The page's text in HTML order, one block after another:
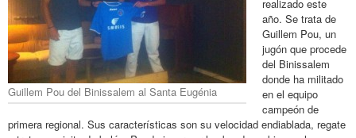
Guillem Pou del Binissalem al Santa Eugénia
realizado este
año. Se trata de
Guillem Pou, un
jugón que procede
del Binissalem
donde ha militado
en el equipo
campeón de
primera regional. Sus características son su velocidad endiablada, regate